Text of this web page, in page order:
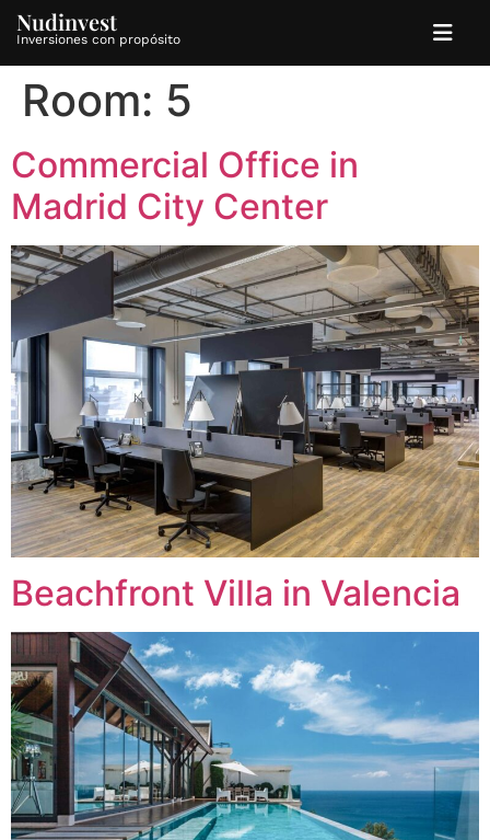
Nudinvest
Inversiones con propósito
Room: 5
Commercial Office in
Madrid City Center
Beachfront Villa in Valencia